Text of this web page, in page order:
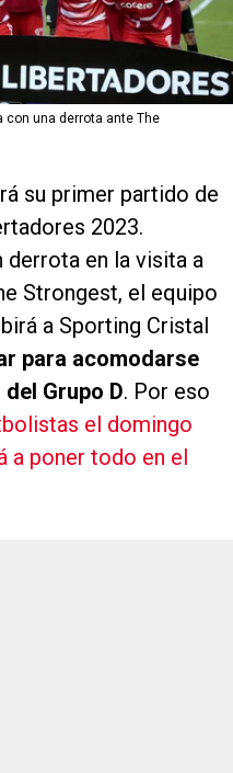
con una derrota ante The
su primer partido de
2023.
derrota en la visita a
Strongest, el equipo
a Sporting Cristal
para acomodarse
Grupo D. Por eso
el domingo
a poner todo en el